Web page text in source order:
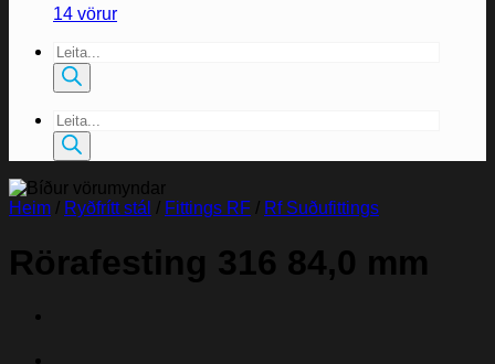
14 vörur
Products
search
Products
search
Heim / Ryðfrítt stál / Fittings RF / Rf Suðufittings
Rörafesting 316 84,0 mm